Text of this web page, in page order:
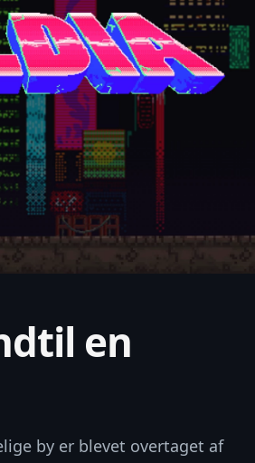
en
by er blevet overtaget af